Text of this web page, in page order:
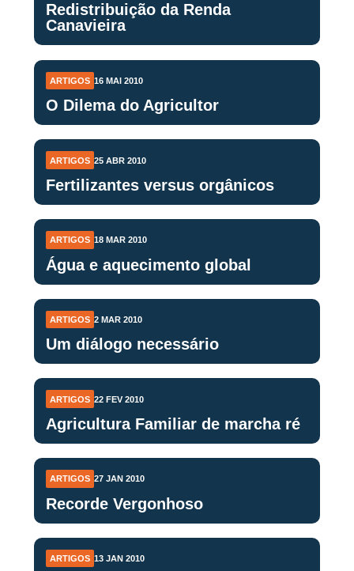
Redistribuição da Renda
Canavieira
ARTIGOS 16 MAI 2010
O Dilema do Agricultor
ARTIGOS 25 ABR 2010
Fertilizantes versus orgânicos
ARTIGOS 18 MAR 2010
Água e aquecimento global
ARTIGOS 2 MAR 2010
Um diálogo necessário
ARTIGOS 22 FEV 2010
Agricultura Familiar de marcha ré
ARTIGOS 27 JAN 2010
Recorde Vergonhoso
ARTIGOS 13 JAN 2010